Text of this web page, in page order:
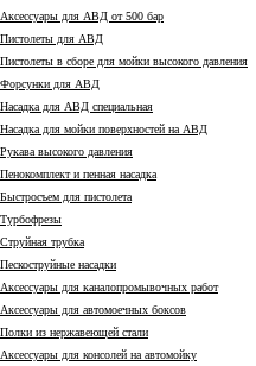
Аксессуары для АВД от 500 бар
Пистолеты для АВД
Пистолеты в сборе для мойки высокого давления
Форсунки для АВД
Насадка для АВД специальная
Насадка для мойки поверхностей на АВД
Рукава высокого давления
Пенокомплект и пенная насадка
Быстросъем для пистолета
Турбофрезы
Струйная трубка
Пескоструйные насадки
Аксессуары для каналопромывочных работ
Аксессуары для автомоечных боксов
Полки из нержавеющей стали
Аксессуары для консолей на автомойку